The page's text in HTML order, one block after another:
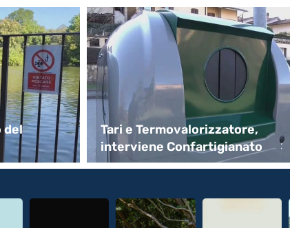
del
Tari e Termovalorizzatore,
interviene Confartigianato